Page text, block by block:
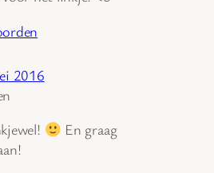
2016
En graag